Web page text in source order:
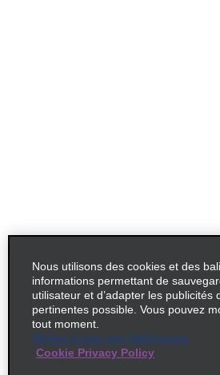
Nous utilisons des cookies et des
informations permettant de
utilisateur et d’adapter les publicités
pertinentes possible. Vous pouvez
tout moment.
Mettez à jour vos AdChoices
Cookie Privacy Policy